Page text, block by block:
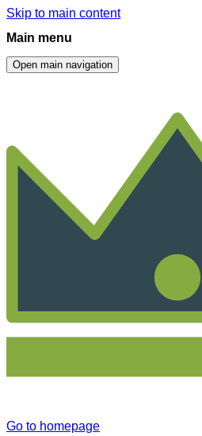
Skip to main content
Main menu
Open main navigation
Go to homepage